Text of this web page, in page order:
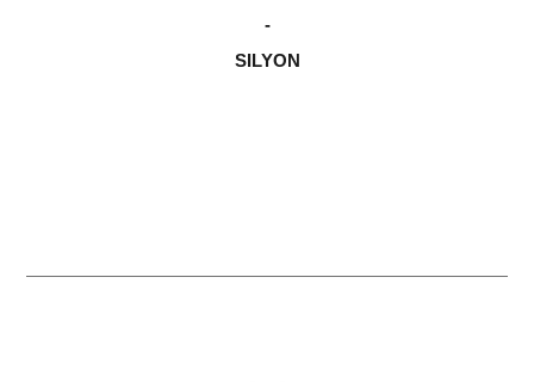
-
SILYON